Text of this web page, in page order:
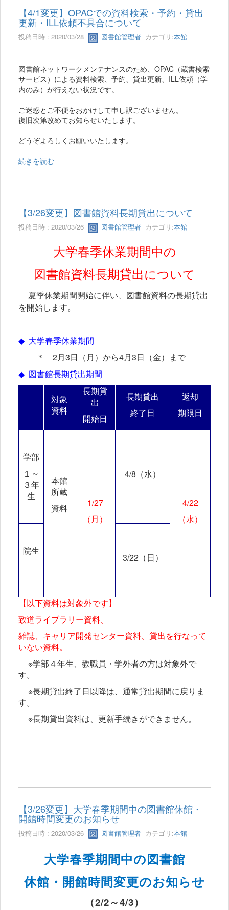
【4/1変更】OPACでの資料検索・予約・貸出
更新・ILL依頼不具合について
投稿日時 : 2020/03/28 図書館管理者 カテゴリ:本館
図書館ネットワークメンテナンスのため、OPAC（蔵書検索
サービス）による資料検索、予約、貸出更新、ILL依頼（学
内のみ）が行えない状況です。
ご迷惑とご不便をおかけして申し訳ございません。
復旧次第改めてお知らせいたします。
どうぞよろしくお願いいたします。
続きを読む
【3/26変更】図書館資料長期貸出について
投稿日時 : 2020/03/26 図書館管理者 カテゴリ:本館
大学春季休業期間中の
図書館資料長期貸出について
夏季休業期間開始に伴い、図書館資料の長期貸出
を開始します。
◆ 大学春季休業期間
＊ 2月3日（月）から4月3日（金）まで
◆ 図書館長期貸出期間
対象
資料
長期貸
出
開始日
長期貸出
終了日
返却
期限日
学部
１～
３年
生
本館
所蔵
資料
1/27
（月）
4/8 （水）
4/22
（水）
院生
3/22（日）
【以下資料は対象外です】
致道ライブラリー資料、
雑誌、キャリア開発センター資料、貸出を行なって
いない資料。
※学部４年生、教職員・学外者の方は対象外で
す。
※長期貸出終了日以降は、通常貸出期間に戻りま
す。
※長期貸出資料は、更新手続きができません。
【3/26変更】大学春季期間中の図書館休館・
開館時間変更のお知らせ
投稿日時 : 2020/03/26 図書館管理者 カテゴリ:本館
大学春季期間中の図書館
休館・開館時間変更のお知らせ
（2/2～4/3）